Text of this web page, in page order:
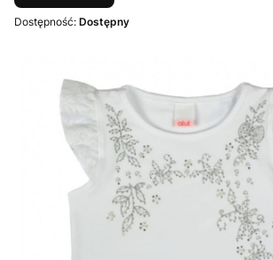
Dostępność: Dostępny